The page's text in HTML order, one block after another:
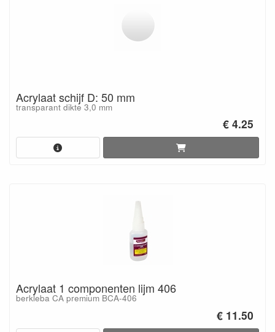
Acrylaat schijf D: 50 mm
transparant dikte 3,0 mm
€ 4.25
Acrylaat 1 componenten lijm 406
berkleba CA premium BCA-406
€ 11.50